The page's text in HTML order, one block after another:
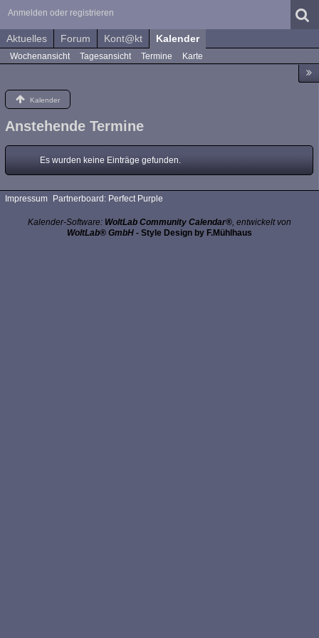
Anmelden oder registrieren
Aktuelles Forum Kont@kt Kalender
Wochenansicht Tagesansicht Termine Karte
Kalender
Anstehende Termine
Es wurden keine Einträge gefunden.
Impressum Partnerboard: Perfect Purple
Kalender-Software: WoltLab Community Calendar®, entwickelt von
WoltLab® GmbH